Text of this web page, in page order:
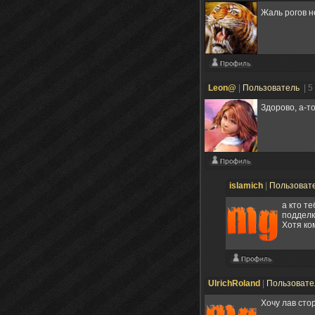
Жаль рогов
Leon@ Пользователь
|
Здорово, а-
islamich
а кто
Хотя
UlrichRoland
Хочу лав